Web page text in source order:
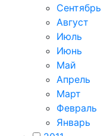
Сентябрь
Август
Июль
Июнь
Май
Апрель
Март
Февраль
Январь